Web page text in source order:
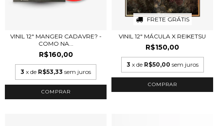
VINIL 12" MANGER CADAVRE? -
COMO NA...
R$160,00
3 x de R$53,33 sem juros
FRETE GRÁTIS
VINIL 12" MÁCULA X REIKETSU
R$150,00
3 x de R$50,00 sem juros